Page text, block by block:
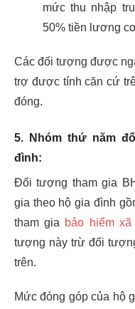
mức thu nhập
50% tiền lương
Các đối tượng được
trợ được tính căn cứ
đóng.
5. Nhóm thứ năm
đình:
Đối tượng tham gia
gia theo hộ gia đình
tham gia bảo hiểm xã
tượng này trừ đối
trên.
Mức đóng góp của hộ